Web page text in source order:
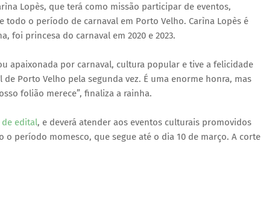
Lopès, que terá como missão participar de eventos,
o período de carnaval em Porto Velho. Carìna Lopès é
foi princesa do carnaval em 2020 e 2023.
apaixonada por carnaval, cultura popular e tive a felicidade
Porto Velho pela segunda vez. É uma enorme honra, mas
folião merece”, finaliza a rainha.
de edital, e deverá atender aos eventos culturais promovidos
período momesco, que segue até o dia 10 de março. A corte